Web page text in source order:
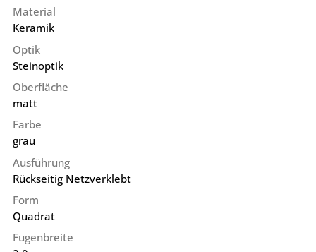
Material
Keramik
Optik
Steinoptik
Oberfläche
matt
Farbe
grau
Ausführung
Rückseitig Netzverklebt
Form
Quadrat
Fugenbreite